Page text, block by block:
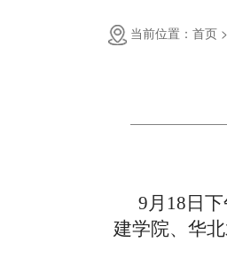
当前位置：首页 >
9月18日
建学院、华